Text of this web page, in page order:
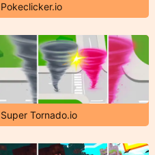
Pokeclicker.io
Super Tornado.io